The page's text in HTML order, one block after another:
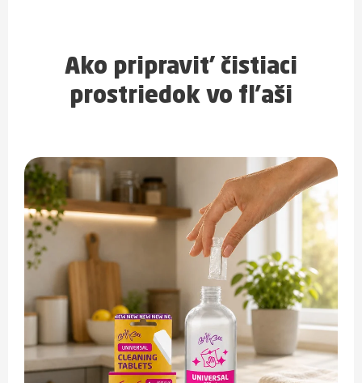
Ako pripraviť čistiaci
prostriedok vo fľaši